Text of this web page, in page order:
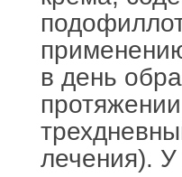
в день
лечения). У